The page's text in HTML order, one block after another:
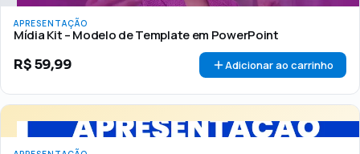
APRESENTAÇÃO
Mídia Kit – Modelo de Template em PowerPoint
R$59,99 Adicionar ao carrinho